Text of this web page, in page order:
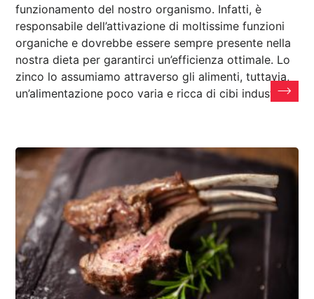
funzionamento del nostro organismo. Infatti, è
responsabile dell’attivazione di moltissime funzioni
organiche e dovrebbe essere sempre presente nella
nostra dieta per garantirci un’efficienza ottimale. Lo
zinco lo assumiamo attraverso gli alimenti, tuttavia,
un’alimentazione poco varia e ricca di cibi industriali